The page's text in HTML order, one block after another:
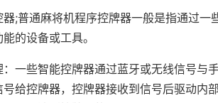
;普通麻将机程序控牌器一般是指通过一
的设备或工具。
一些智能控牌器通过蓝牙或无线信号与
给控牌器，控牌器接收到信号后驱动内